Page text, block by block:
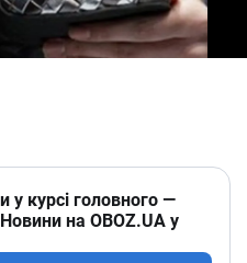
у курсі головного —
на OBOZ.UA у